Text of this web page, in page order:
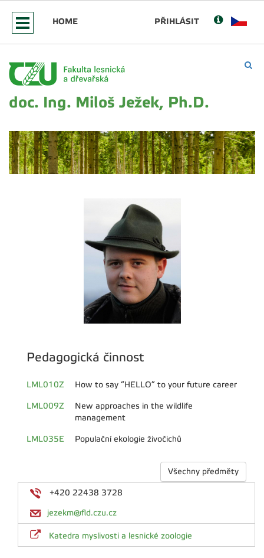
HOME PŘIHLÁSIT
doc. Ing. Miloš Ježek, Ph.D.
Pedagogická činnost
LML010Z How to say “HELLO” to your future career
LML009Z
New approaches in the wildlife
management
LML035E Populační ekologie živočichů
Všechny předměty
+420 22438 3728
jezekm@fld.czu.cz
Katedra myslivosti a lesnické zoologie